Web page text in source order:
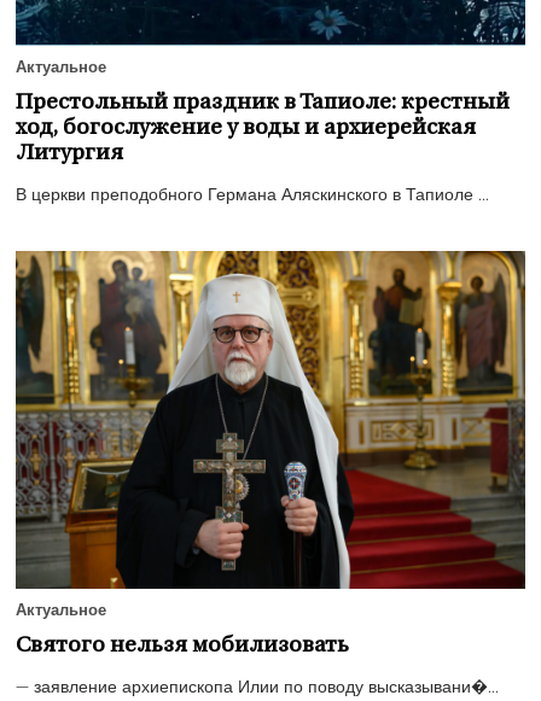
Актуальное
Престольный праздник в Тапиоле: крестный
ход, богослужение у воды и архиерейская
Литургия
В церкви преподобного Германа Аляскинского в Тапиоле ...
Актуальное
Святого нельзя мобилизовать
— заявление архиепископа Илии по поводу высказывани�...